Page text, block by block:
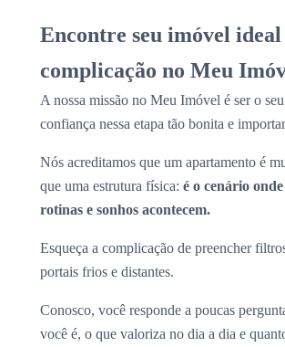
Encontre seu imóvel ideal
complicação no Meu
A nossa missão no Meu Imóvel é ser o
confiança nessa etapa tão bonita e
Nós acreditamos que um apartamento é
que uma estrutura física: é o cenário
rotinas e sonhos acontecem.
Esqueça a complicação de preencher
portais frios e distantes.
Conosco, você responde a poucas
você é, o que valoriza no dia a dia e